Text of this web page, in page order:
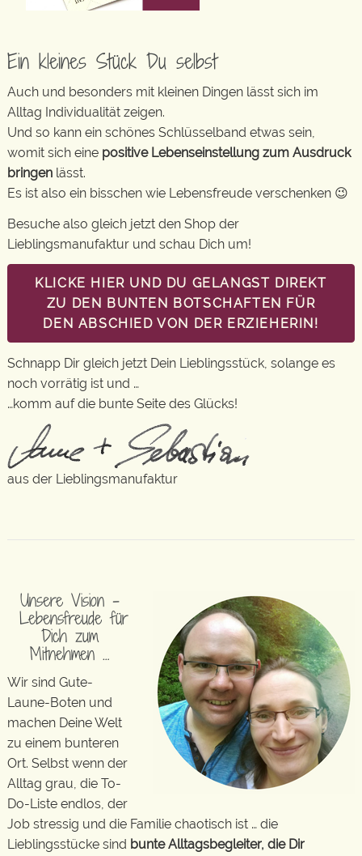
Ein kleines Stück Du selbst
Auch und besonders mit kleinen Dingen lässt sich im
Alltag Individualität zeigen.
Und so kann ein schönes Schlüsselband etwas sein,
womit sich eine positive Lebenseinstellung zum Ausdruck
bringen lässt.
Es ist also ein bisschen wie Lebensfreude verschenken 😉
Besuche also gleich jetzt den Shop der
Lieblingsmanufaktur und schau Dich um!
KLICKE HIER UND DU GELANGST DIREKT
ZU DEN BUNTEN BOTSCHAFTEN FÜR
DEN ABSCHIED VON DER ERZIEHERIN!
Schnapp Dir gleich jetzt Dein Lieblingsstück, solange es
noch vorrätig ist und …
…komm auf die bunte Seite des Glücks!
aus der Lieblingsmanufaktur
Unsere Vision –
Lebensfreude für
Dich zum
Mitnehmen …
Wir sind Gute-
Laune-Boten und
machen Deine Welt
zu einem bunteren
Ort. Selbst wenn der
Alltag grau, die To-
Do-Liste endlos, der
Job stressig und die Familie chaotisch ist … die
Lieblingsstücke sind bunte Alltagsbegleiter, die Dir